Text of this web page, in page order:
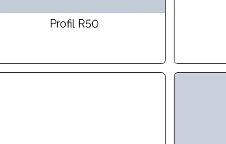
Profil R50